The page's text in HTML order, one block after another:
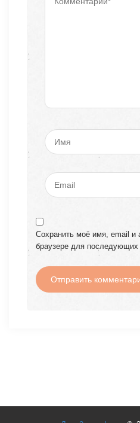
Сохранить моё имя, email и
браузере для последующих